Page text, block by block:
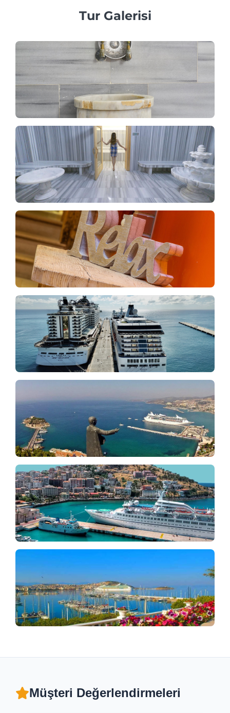
Tur Galerisi
Müşteri Değerlendirmeleri